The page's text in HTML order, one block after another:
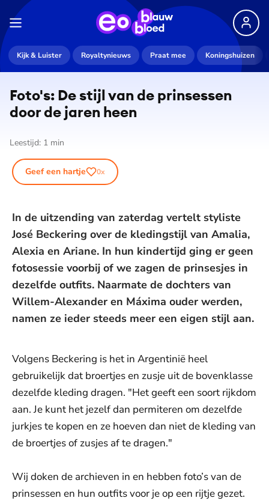
Kijk & Luister Royaltynieuws Praat mee Koningshuizen
Foto's: De stijl van de prinsessen
door de jaren heen
Leestijd: 1 min
Geef een hartje 0x
In de uitzending van zaterdag vertelt styliste
José Beckering over de kledingstijl van Amalia,
Alexia en Ariane. In hun kindertijd ging er geen
fotosessie voorbij of we zagen de prinsesjes in
dezelfde outfits. Naarmate de dochters van
Willem-Alexander en Máxima ouder werden,
namen ze ieder steeds meer een eigen stijl aan.
Volgens Beckering is het in Argentinië heel
gebruikelijk dat broertjes en zusje uit de bovenklasse
dezelfde kleding dragen. "Het geeft een soort rijkdom
aan. Je kunt het jezelf dan permiteren om dezelfde
jurkjes te kopen en ze hoeven dan niet de kleding van
de broertjes of zusjes af te dragen."
Wij doken de archieven in en hebben foto’s van de
prinsessen en hun outfits voor je op een rijtje gezet.